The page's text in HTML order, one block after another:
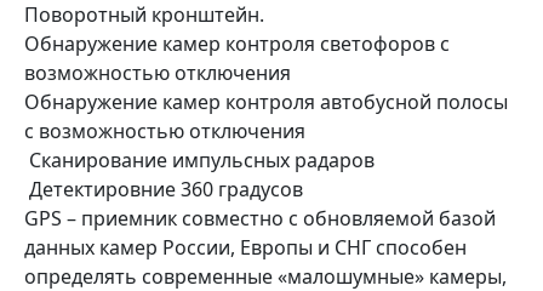
Поворотный кронштейн.
Обнаружение камер контроля светофоров с
возможностью отключения
Обнаружение камер контроля автобусной полосы
с возможностью отключения
Сканирование импульсных радаров
Детектировние 360 градусов
GPS – приемник совместно с обновляемой базой
данных камер России, Европы и СНГ способен
определять современные «малошумные» камеры,